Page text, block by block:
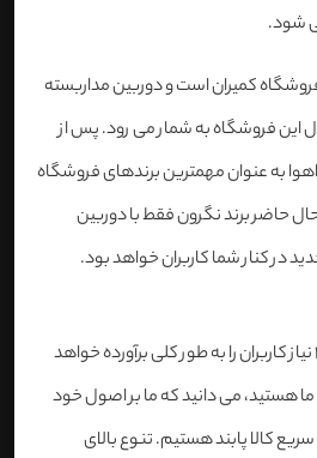
شود.
کمیران است و دوربین مداربسته
فروشگاه به شمار می رود. پس از
به عنوان مهمترین برندهای فروشگاه
حاضر برند نگرون فقط با دوربین
در کنار شما کاربران خواهد بود.
فروشکاه کمیران در سال 1401 نیاز کاربران را به طور کلی برآورده خواهد
ما هستید، می دانید که ما بر اصول خود
کالا پابند هستیم. تنوع بالای